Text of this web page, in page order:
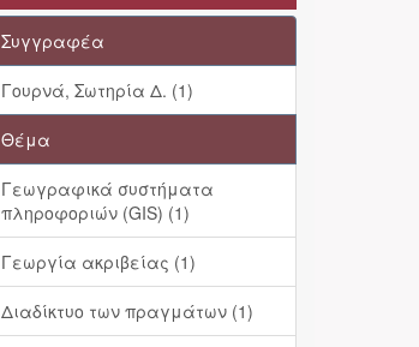
Συγγραφέα
Γουρνά, Σωτηρία Δ. (1)
Θέμα
Γεωγραφικά συστήματα
πληροφοριών (GIS) (1)
Γεωργία ακριβείας (1)
Διαδίκτυο των πραγμάτων (1)